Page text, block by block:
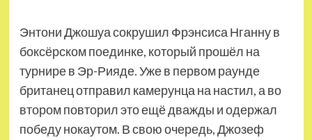
Энтони Джошуа сокрушил Фрэнсиса Нганну в
боксёрском поединке, который прошёл на
турнире в Эр-Рияде. Уже в первом раунде
британец отправил камерунца на настил, а во
втором повторил это ещё дважды и одержал
победу нокаутом. В свою очередь, Джозеф